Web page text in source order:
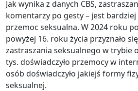
Jak wynika z danych CBS,
komentarzy po gesty – jest
przemoc seksualna. W 2024 roku
powyżej 16. roku życia przyznało
zastraszania seksualnego w trybie
tys. doświadczyło przemocy w
osób doświadczyło jakiejś formy
seksualnej.